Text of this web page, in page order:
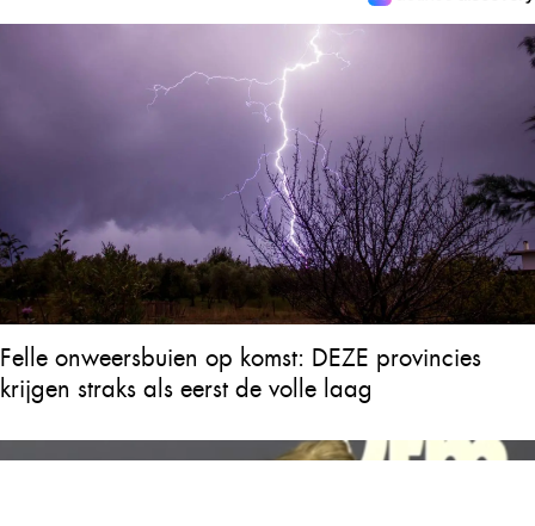
Felle onweersbuien op komst: DEZE provincies
krijgen straks als eerst de volle laag